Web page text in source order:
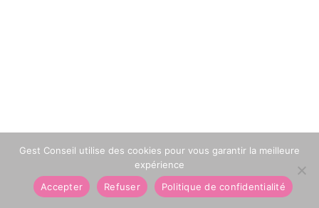
Gest Conseil utilise des cookies pour vous garantir la meilleure
expérience
Accepter
Refuser Politique de confidentialité